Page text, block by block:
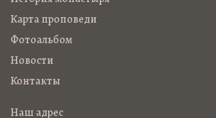
Карта проповеди
Фотоальбом
Новости
Контакты
Наш адрес